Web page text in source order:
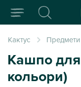
Кактус Предмети
Кашпо для
кольори)